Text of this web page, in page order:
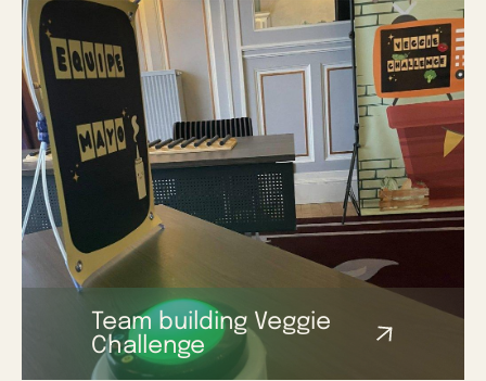
Team building Veggie
Challenge